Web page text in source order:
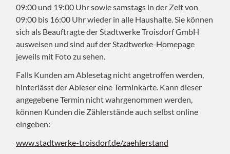
09:00 und 19:00 Uhr sowie samstags in der Zeit von
09:00 bis 16:00 Uhr wieder in alle Haushalte. Sie können
sich als Beauftragte der Stadtwerke Troisdorf GmbH
ausweisen und sind auf der Stadtwerke-Homepage
jeweils mit Foto zu sehen.
Falls Kunden am Ablesetag nicht angetroffen werden,
hinterlässt der Ableser eine Terminkarte. Kann dieser
angegebene Termin nicht wahrgenommen werden,
können Kunden die Zählerstände auch selbst online
eingeben:
www.stadtwerke-troisdorf.de/zaehlerstand